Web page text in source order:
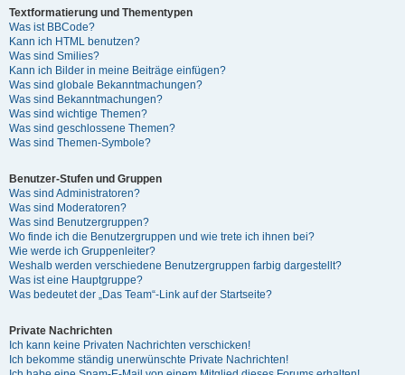
Textformatierung und Thementypen
Was ist BBCode?
Kann ich HTML benutzen?
Was sind Smilies?
Kann ich Bilder in meine Beiträge einfügen?
Was sind globale Bekanntmachungen?
Was sind Bekanntmachungen?
Was sind wichtige Themen?
Was sind geschlossene Themen?
Was sind Themen-Symbole?
Benutzer-Stufen und Gruppen
Was sind Administratoren?
Was sind Moderatoren?
Was sind Benutzergruppen?
Wo finde ich die Benutzergruppen und wie trete ich ihnen bei?
Wie werde ich Gruppenleiter?
Weshalb werden verschiedene Benutzergruppen farbig dargestellt?
Was ist eine Hauptgruppe?
Was bedeutet der „Das Team“-Link auf der Startseite?
Private Nachrichten
Ich kann keine Privaten Nachrichten verschicken!
Ich bekomme ständig unerwünschte Private Nachrichten!